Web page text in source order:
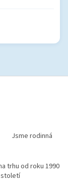
Jsme rodinná
trhu od roku 1990
století